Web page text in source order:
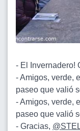
- El Invernadero!
- Amigos, verde,
paseo que valió
- Amigos, verde,
paseo que valió
- Gracias,